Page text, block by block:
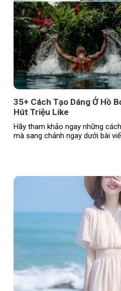
35+ Cách Tạo Dáng Ở Hồ
Hút Triệu Like
Hãy tham khảo ngay những
mà sang chảnh ngay dưới bài